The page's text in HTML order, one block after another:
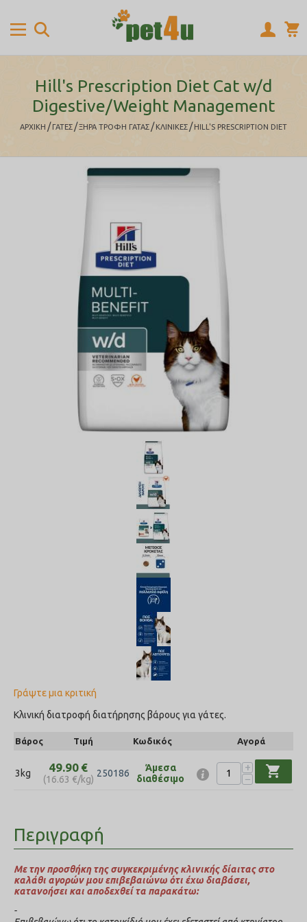
Hill's Prescription Diet Cat w/d
Digestive/Weight Management
ΑΡΧΙΚΉ / ΓΑΤΕΣ /ΞΗΡΑ ΤΡΟΦΗ ΓΑΤΑΣ / ΚΛΙΝΙΚΕΣ / HILL'S PRESCRIPTION DIET
Γράψτε μια κριτική
Κλινική διατροφή διατήρησης βάρους για γάτες.
Βάρος Τιμή Κωδικός Αγορά
3kg 49.90 €
(16.63 €/kg)
250186
Άμεσα
διαθέσιμο
+
−
shopping_cart
Περιγραφή
Με την προσθήκη της συγκεκριμένης κλινικής δίαιτας στο
καλάθι αγορών μου επιβεβαιώνω ότι έχω διαβάσει,
κατανοήσει και αποδεχθεί τα παρακάτω:
-